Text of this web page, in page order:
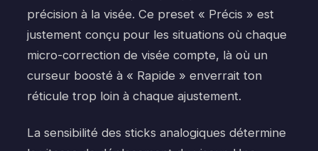
précision à la visée. Ce preset « Précis » est
justement conçu pour les situations où chaque
micro-correction de visée compte, là où un
curseur boosté à « Rapide » enverrait ton
réticule trop loin à chaque ajustement.
La sensibilité des sticks analogiques détermine